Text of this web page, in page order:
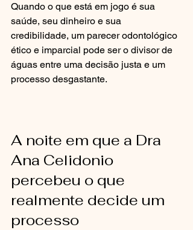
Quando o que está em jogo é sua
saúde, seu dinheiro e sua
credibilidade, um parecer odontológico
ético e imparcial pode ser o divisor de
águas entre uma decisão justa e um
processo desgastante.
A noite em que a Dra
Ana Celidonio
percebeu o que
realmente decide um
processo